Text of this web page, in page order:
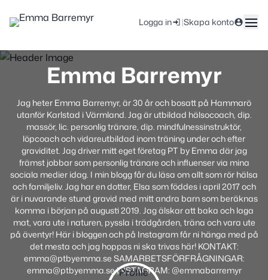
Logga in |Skapa konto
Emma Barremyr
Jag heter Emma Barremyr, är 30 år och bosatt på Hammarö
utanför Karlstad i Värmland. Jag är utbildad hälsocoach, dip.
massör, lic. personlig tränare, dip. mindfulnessinstruktör,
löpcoach och vidareutbildad inom träning under och efter
graviditet. Jag driver mitt eget företag PT by Emma där jag
främst jobbar som personlig tränare och influenser via mina
sociala medier idag. I min blogg får du läsa om allt som rör hälsa
och familjeliv. Jag har en dotter, Elsa som föddes i april 2017 och
är i nuvarande stund gravid med mitt andra barn som beräknas
komma i början på augusti 2019. Jag älskar att baka och laga
mat, vara ute i naturen, pyssla i trädgården, träna och vara ute
på äventyr! Här i bloggen och på Instagram får ni hänga med på
det mesta och jag hoppas ni ska trivas här! KONTAKT:
emma@ptbyemma.se SAMARBETSFÖRFRÅGNINGAR:
emma@ptbyemma.se INSTAGRAM: @emmabarremyr